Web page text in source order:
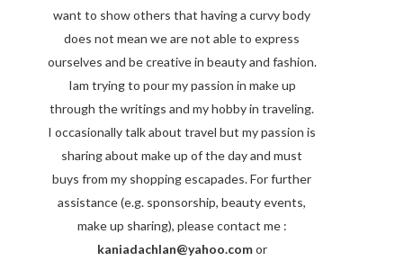
want to show others that having a curvy body
does not mean we are not able to express
ourselves and be creative in beauty and fashion.
Iam trying to pour my passion in make up
through the writings and my hobby in traveling.
I occasionally talk about travel but my passion is
sharing about make up of the day and must
buys from my shopping escapades. For further
assistance (e.g. sponsorship, beauty events,
make up sharing), please contact me :
kaniadachlan@yahoo.comor